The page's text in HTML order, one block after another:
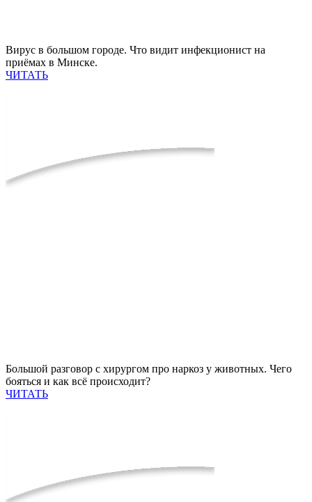
Вирус в большом городе. Что видит инфекционист на
приёмах в Минске.
ЧИТАТЬ
Большой разговор с хирургом про наркоз у животных. Чего
бояться и как всё происходит?
ЧИТАТЬ